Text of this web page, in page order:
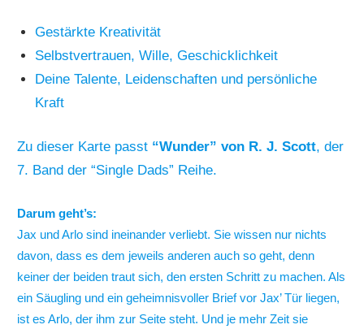
Gestärkte Kreativität
Selbstvertrauen, Wille, Geschicklichkeit
Deine Talente, Leidenschaften und persönliche
Kraft
Zu dieser Karte passt “Wunder” von R. J. Scott, der
7. Band der “Single Dads” Reihe.
Darum geht’s:
Jax und Arlo sind ineinander verliebt. Sie wissen nur nichts
davon, dass es dem jeweils anderen auch so geht, denn
keiner der beiden traut sich, den ersten Schritt zu machen. Als
ein Säugling und ein geheimnisvoller Brief vor Jax’ Tür liegen,
ist es Arlo, der ihm zur Seite steht. Und je mehr Zeit sie